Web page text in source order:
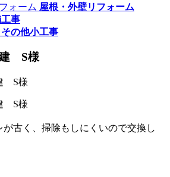
屋根・外壁リフォーム
事
その他小工事
S様
が古く、掃除もしにくいので交換し